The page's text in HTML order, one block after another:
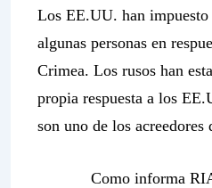
Los EE.UU. han impuesto
algunas personas en
Crimea. Los rusos han
propia respuesta a los
son uno de los
Como informa